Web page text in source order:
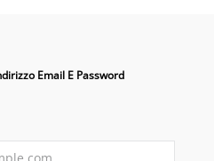
Email E Password